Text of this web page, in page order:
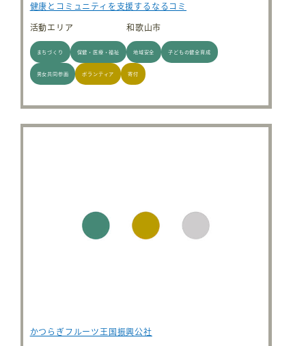
健康とコミュニティを支援するなるコミ
活動エリア
和歌山市
まちづくり 保健・医療・福祉 地域安全 子どもの健全育成
男女共同参画 ボランティア 寄付
かつらぎフルーツ王国振興公社